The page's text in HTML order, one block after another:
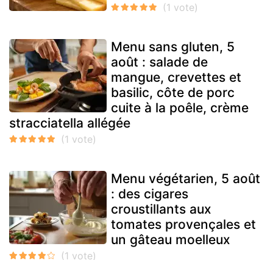
Menu sans gluten, 5
août : salade de
mangue, crevettes et
basilic, côte de porc
cuite à la poêle, crème
stracciatella allégée
Menu végétarien, 5 août
: des cigares
croustillants aux
tomates provençales et
un gâteau moelleux